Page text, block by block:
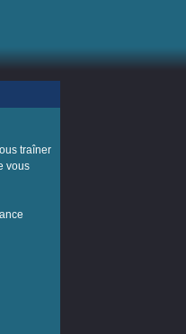
traîner
vous